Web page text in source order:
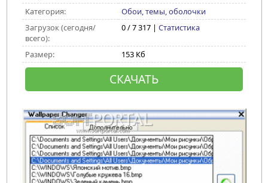
Категория:
Обои, темы, оболочки
Загрузок (сегодня/
всего):
0 / 7 317 | Статистика
Размер: 153 Кб
СКАЧАТЬ